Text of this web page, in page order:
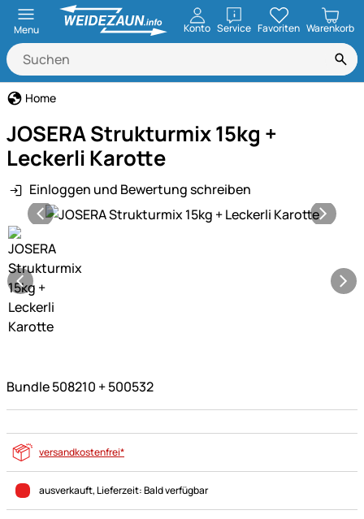
Menu Konto ServiceöffnenFavoriten Warenkorb
Home
JOSERA Strukturmix 15kg +
Leckerli Karotte
Einloggen und Bewertung schreiben
Produktgalerie
Bundle 508210 + 500532
versandkostenfrei*
ausverkauft, Lieferzeit:Bald verfügbar